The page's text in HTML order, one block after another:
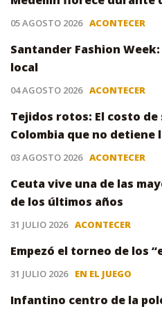
05 AGOSTO 2026 ACONTECER
Santander Fashion
local
04 AGOSTO 2026 ACONTECER
Tejidos rotos: El costo
Colombia que no detiene
03 AGOSTO 2026 ACONTECER
Ceuta vive una de las
de los últimos años
31 JULIO 2026 ACONTECER
Empezó el torneo de los
31 JULIO 2026 EN EL JUEGO
Infantino centro de la